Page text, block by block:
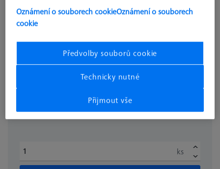
KVÁDRY
Kvádr - 25x25x100mm, AF25, 2
626109-9610-005
319,99 € bez DPH
Dostupné
ks
Oznámení o souborech cookieOznámení o souborech
cookie
Předvolby souborů cookie
Technicky nutné
Přijmout vše